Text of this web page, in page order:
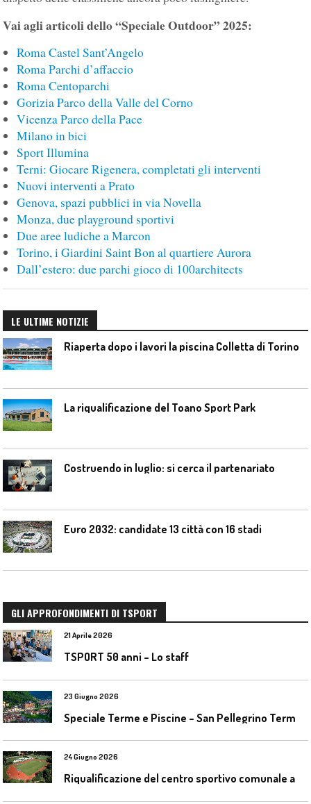
Vai agli articoli dello “Speciale Outdoor” 2025:
Roma Castel Sant’Angelo
Roma Parchi d’affaccio
Roma Centoparchi
Gorizia Parco della Valle del Corno
Vicenza Parco della Pace
Milano in bici
Sport Illumina
Terni: Giocare Rigenera, completati gli interventi
Nuovi interventi a Prato
Genova, spazi pubblici in via Novella
Monza, due playground sportivi
Due aree ludiche a Marcon
Torino, i Giardini Saint Bon al quartiere Aurora
Dall’estero: due parchi gioco di 100architects
LE ULTIME NOTIZIE
Riaperta dopo i lavori la piscina Colletta di Torino
La riqualificazione del Toano Sport Park
Costruendo in luglio: si cerca il partenariato
Euro 2032: candidate 13 città con 16 stadi
GLI APPROFONDIMENTI DI TSPORT
21 Aprile 2026
TSPORT 50 anni – Lo staff
23 Giugno 2026
24 Giugno 2026